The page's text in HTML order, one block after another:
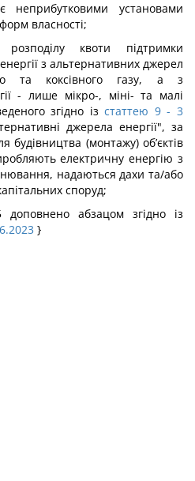
установами
власності;
квоти підтримки
з альтернативних джерел
та коксівного газу, а з
- лише мікро-, міні- та малі
згідно ізстаттею 9- 3
джерела енергії", за
будівництва (монтажу) об’єктів
електричну енергію з
надаються дахи та/або
споруд;
доповнено абзацом згідно із
}